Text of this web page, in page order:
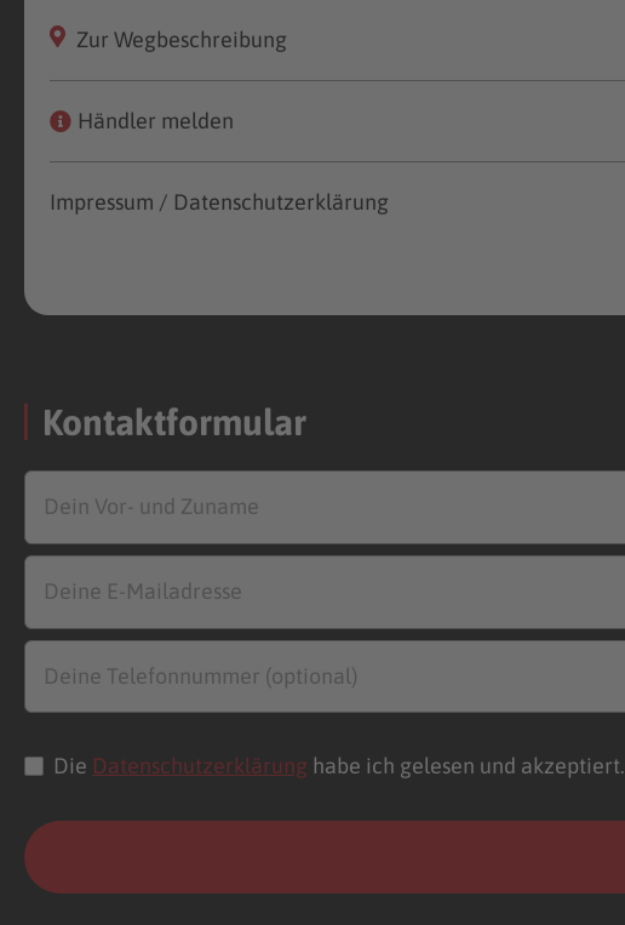
Zur Wegbeschreibung
Händler melden
Impressum / Datenschutzerklärung
Kontaktformular
Die Datenschutzerklärung habe ich gelesen und akzeptiert.